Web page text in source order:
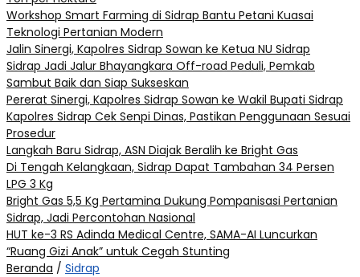
Workshop Smart Farming di Sidrap Bantu Petani Kuasai
Teknologi Pertanian Modern
Jalin Sinergi, Kapolres Sidrap Sowan ke Ketua NU Sidrap
Sidrap Jadi Jalur Bhayangkara Off-road Peduli, Pemkab
Sambut Baik dan Siap Sukseskan
Pererat Sinergi, Kapolres Sidrap Sowan ke Wakil Bupati Sidrap
Kapolres Sidrap Cek Senpi Dinas, Pastikan Penggunaan Sesuai
Prosedur
Langkah Baru Sidrap, ASN Diajak Beralih ke Bright Gas
Di Tengah Kelangkaan, Sidrap Dapat Tambahan 34 Persen
LPG 3 Kg
Bright Gas 5,5 Kg Pertamina Dukung Pompanisasi Pertanian
Sidrap, Jadi Percontohan Nasional
HUT ke-3 RS Adinda Medical Centre, SAMA-AI Luncurkan
“Ruang Gizi Anak” untuk Cegah Stunting
Beranda / Sidrap